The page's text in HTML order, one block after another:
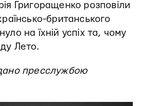
Григоращенко розповіли
британського
на їхній успіх та, чому
Лето.
пресслужбою